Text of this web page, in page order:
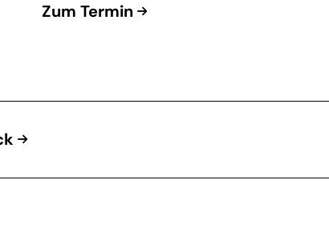
Zum Termin